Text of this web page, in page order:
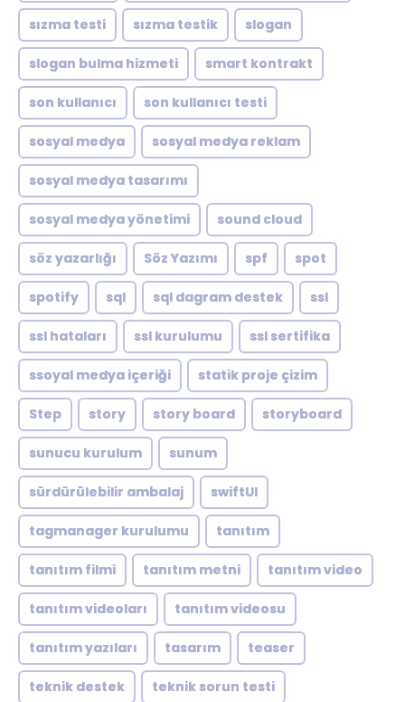
sızma testi sızma testik slogan
slogan bulma hizmeti smart kontrakt
son kullanıcı son kullanıcı testi
sosyal medya sosyal medya reklam
sosyal medya tasarımı
sosyal medya yönetimi sound cloud
söz yazarlığı Söz Yazımı spf spot
spotify sql sql dagram destek ssl
ssl hataları ssl kurulumu ssl sertifika
ssoyal medya içeriği statik proje çizim
Step story story board storyboard
sunucu kurulum sunum
sürdürülebilir ambalaj swiftUI
tagmanager kurulumu tanıtım
tanıtım filmi tanıtım metni tanıtım video
tanıtım videoları tanıtım videosu
tanıtım yazıları tasarım teaser
teknik destek teknik sorun testi